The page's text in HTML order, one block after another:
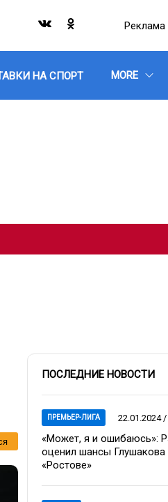
Реклама
НА СПОРТ MORE
ПОСЛЕДНИЕ НОВОСТИ
ПРЕМЬЕР-ЛИГА 22.01.2024
«Может, я и ошибаюсь»:
оценил шансы Глушакова
«Ростове»